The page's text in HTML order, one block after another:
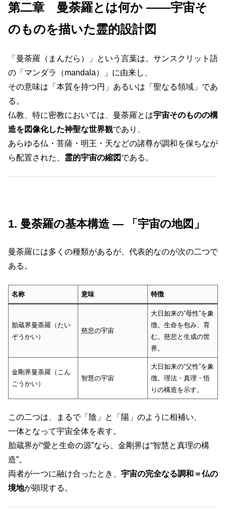
第二章 曼荼羅とは何か ――宇宙そ
のものを描いた霊的設計図
「曼荼羅（まんだら）」という言葉は、サンスクリット語
の「マンダラ（mandala）」に由来し、
その意味は「本質を持つ円」あるいは「聖なる領域」であ
る。
仏教、特に密教においては、曼荼羅とは宇宙そのものの構
造を図像化した神聖な世界観であり、
あらゆる仏・菩薩・明王・天などの諸尊が調和を保ちなが
ら配置された、 霊的宇宙の縮図 である。
1. 曼荼羅の基本構造 ― 「宇宙の地図」
曼荼羅には多くの種類があるが、代表的なのが次の二つで
ある。
名称 意味 特徴
胎蔵界曼荼羅（たい
ぞうかい）
慈悲の宇宙
大日如来の“母性”を象
徴。生命を包み、育
む。慈悲と生成の世
界。
金剛界曼荼羅（こん
ごうかい）
智慧の宇宙
大日如来の“父性”を象
徴。理法・真理・悟
りの構造を示す。
この二つは、まるで「陰」と「陽」のように相補い、
一体となって宇宙全体を表す。
胎蔵界が“愛と生命の源”なら、金剛界は“智慧と真理の構
造”。
両者が一つに融け合ったとき、 宇宙の完全なる調和＝仏の
境地が顕現する。